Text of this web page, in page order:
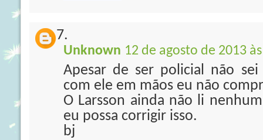
Unknown 12 de agosto de 2013
Apesar de ser policial não
com ele em mãos eu não
O Larsson ainda não li
eu possa corrigir isso.
bj